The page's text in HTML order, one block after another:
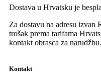
Dostava u Hrvatsku je
Za dostavu na adresu izvan
trošak prema tarifama
kontakt obrasca za narudžbu.
Kontakt